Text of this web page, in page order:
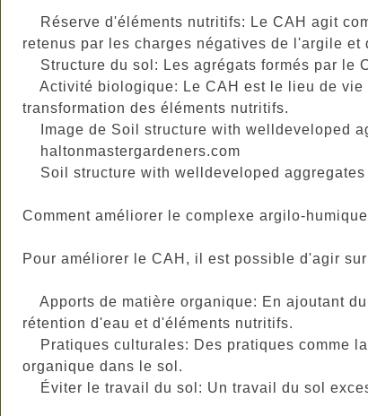
Réserve d'éléments nutritifs: Le CAH agit
retenus par les charges négatives de l'argile
Structure du sol: Les agrégats formés par le
Activité biologique: Le CAH est le lieu de vie
transformation des éléments nutritifs.
Image de Soil structure with welldeveloped
haltonmastergardeners.com
Soil structure with welldeveloped aggregates
Comment améliorer le complexe argilo-
Pour améliorer le CAH, il est possible d'agir
Apports de matière organique: En ajoutant
rétention d'eau et d'éléments nutritifs.
Pratiques culturales: Des pratiques comme
organique dans le sol.
Éviter le travail du sol: Un travail du sol